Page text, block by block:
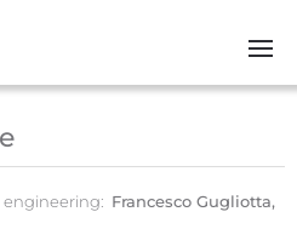
engineering: Francesco Gugliotta,